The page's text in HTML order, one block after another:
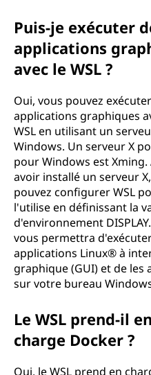
Puis-je exécuter
applications
avec le WSL ?
Oui, vous pouvez
applications graphiques
WSL en utilisant un
Windows. Un serveur X
pour Windows est Xming.
avoir installé un serveur
pouvez configurer WSL
l'utilise en définissant la
d'environnement
vous permettra
applications Linux® à
graphique (GUI) et de les
sur votre bureau
Le WSL prend-il en
charge Docker ?
Oui, le WSL prend en